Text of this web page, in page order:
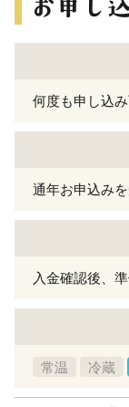
何度も申し込
通年お申込み
入金確認後、
常温 冷蔵